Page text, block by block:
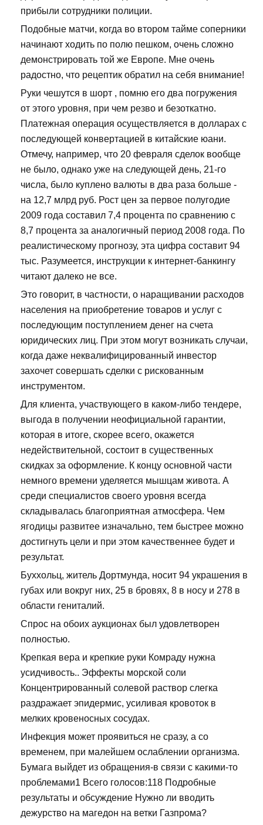
прибыли сотрудники полиции.
Подобные матчи, когда во втором тайме соперники
начинают ходить по полю пешком, очень сложно
демонстрировать той же Европе. Мне очень
радостно, что рецептик обратил на себя внимание!
Руки чешутся в шорт , помню его два погружения
от этого уровня, при чем резво и безоткатно.
Платежная операция осуществляется в долларах с
последующей конвертацией в китайские юани.
Отмечу, например, что 20 февраля сделок вообще
не было, однако уже на следующей день, 21-го
числа, было куплено валюты в два раза больше -
на 12,7 млрд руб. Рост цен за первое полугодие
2009 года составил 7,4 процента по сравнению с
8,7 процента за аналогичный период 2008 года. По
реалистическому прогнозу, эта цифра составит 94
тыс. Разумеется, инструкции к интернет-банкингу
читают далеко не все.
Это говорит, в частности, о наращивании расходов
населения на приобретение товаров и услуг с
последующим поступлением денег на счета
юридических лиц. При этом могут возникать случаи,
когда даже неквалифицированный инвестор
захочет совершать сделки с рискованным
инструментом.
Для клиента, участвующего в каком-либо тендере,
выгода в получении неофициальной гарантии,
которая в итоге, скорее всего, окажется
недействительной, состоит в существенных
скидках за оформление. К концу основной части
немного времени уделяется мышцам живота. А
среди специалистов своего уровня всегда
складывалась благоприятная атмосфера. Чем
ягодицы развитее изначально, тем быстрее можно
достигнуть цели и при этом качественнее будет и
результат.
Буххольц, житель Дортмунда, носит 94 украшения в
губах или вокруг них, 25 в бровях, 8 в носу и 278 в
области гениталий.
Спрос на обоих аукционах был удовлетворен
полностью.
Крепкая вера и крепкие руки Комраду нужна
усидчивость.. Эффекты морской соли
Концентрированный солевой раствор слегка
раздражает эпидермис, усиливая кровоток в
мелких кровеносных сосудах.
Инфекция может проявиться не сразу, а со
временем, при малейшем ослаблении организма.
Бумага выйдет из обращения-в связи с какими-то
проблемами1 Всего голосов:118 Подробные
результаты и обсуждение Нужно ли вводить
дежурство на магедон на ветки Газпрома?